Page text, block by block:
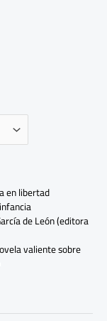
en libertad
de León (editora
valiente sobre